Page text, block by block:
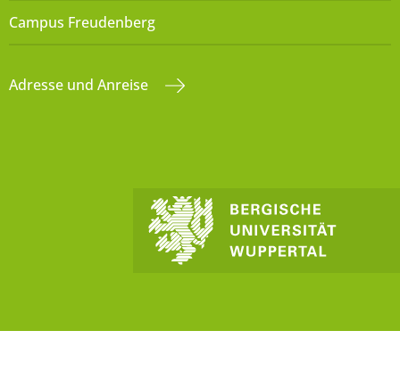
Campus Freudenberg
Adresse und Anreise